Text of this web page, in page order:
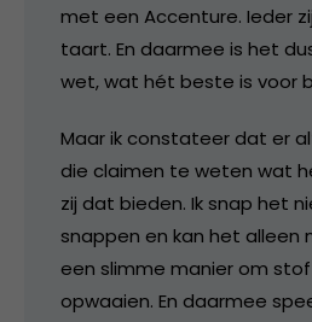
met een Accenture. Ieder
taart. En daarmee is het
wet, wat hét beste is voor
Maar ik constateer dat er
die claimen te weten wat
zij dat bieden. Ik snap het
snappen en kan het alleen
een slimme manier om
opwaaien. En daarmee